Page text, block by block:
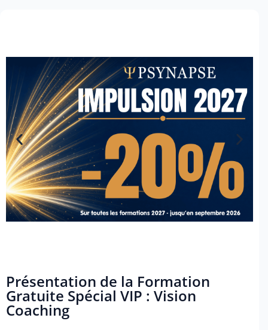
Présentation de la Formation
Gratuite Spécial VIP : Vision
Coaching